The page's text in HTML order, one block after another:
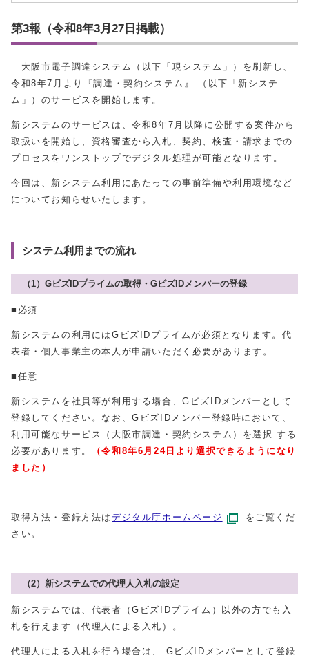
第3報（令和8年3月27日掲載）
大阪市電子調達システム（以下「現システム」）を刷新し、
令和8年7月より『調達・契約システム』 （以下「新システ
ム」）のサービスを開始します。
新システムのサービスは、令和8年7月以降に公開する案件から
取扱いを開始し、資格審査から入札、契約、検査・請求までの
プロセスをワンストップでデジタル処理が可能となります。
今回は、新システム利用にあたっての事前準備や利用環境など
についてお知らせいたします。
システム利用までの流れ
（1）GビズIDプライムの取得・GビズIDメンバーの登録
■必須
新システムの利用にはGビズIDプライムが必須となります。代
表者・個人事業主の本人が申請いただく必要があります。
■任意
新システムを社員等が利用する場合、GビズIDメンバーとして
登録してください。なお、GビズIDメンバー登録時において、
利用可能なサービス（大阪市調達・契約システム）を選択 する
必要があります。
（令和8年6月24日より選択できるようになり
ました）
取得方法・登録方法は デジタル庁ホームページ
をご覧くだ
さい。
（2）新システムでの代理人入札の設定
新システムでは、代表者（GビズIDプライム）以外の方でも入
札を行えます（代理人による入札）。
代理人による入札を行う場合は、 GビズIDメンバーとして登録